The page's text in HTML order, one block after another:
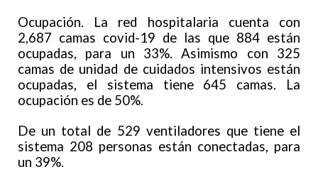
Ocupación. La red hospitalaria cuenta con
2,687 camas covid-19 de las que 884 están
ocupadas, para un 33%. Asimismo con 325
camas de unidad de cuidados intensivos están
ocupadas, el sistema tiene 645 camas. La
ocupación es de 50%.
De un total de 529 ventiladores que tiene el
sistema 208 personas están conectadas, para
un 39%.